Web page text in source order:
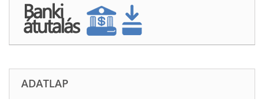
ADATLAP